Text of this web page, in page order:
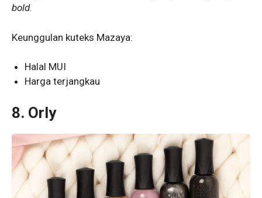
bold.
Keunggulan kuteks Mazaya:
Halal MUI
Harga terjangkau
8. Orly